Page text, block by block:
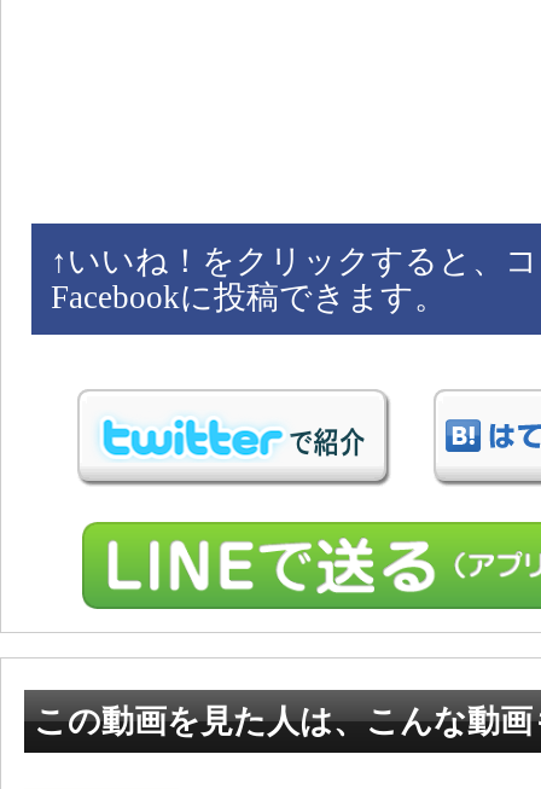
↑ いいね！をクリックすると、
Facebookに投稿できます。
この動画を見た人は、こんな動